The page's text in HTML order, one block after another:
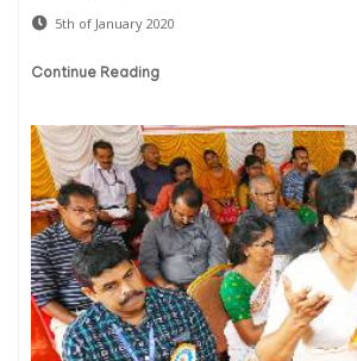
5th of January 2020
Continue Reading